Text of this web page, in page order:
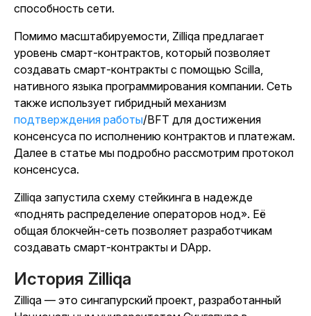
способность сети.
Помимо масштабируемости, Zilliqa предлагает
уровень смарт-контрактов, который позволяет
создавать смарт-контракты с помощью Scilla,
нативного языка программирования компании. Сеть
также использует гибридный механизм
подтверждения работы/BFT для достижения
консенсуса по исполнению контрактов и платежам.
Далее в статье мы подробно рассмотрим протокол
консенсуса.
Zilliqa запустила схему стейкинга в надежде
«поднять распределение операторов нод». Её
общая блокчейн-сеть позволяет разработчикам
создавать смарт-контракты и DApp.
История Zilliqa
Zilliqa — это сингапурский проект, разработанный